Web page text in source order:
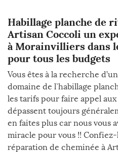
Habillage planche de
Artisan Coccoli un
à Morainvilliers dans
pour tous les budgets
Vous êtes à la recherche
domaine de l`habillage
les tarifs pour faire appel
dépassent toujours
en faites plus car nous vous
miracle pour vous !!
réparation de cheminée à